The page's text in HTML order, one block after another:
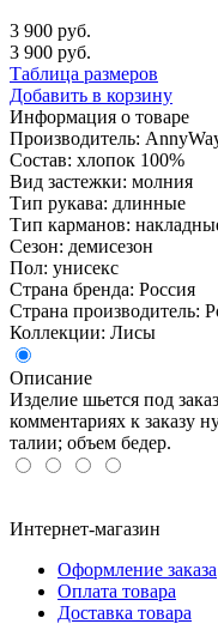
3 900 руб.
3 900 руб.
Таблица размеров
Добавить в корзину
Информация о товаре
Производитель:
Состав: хлопок 100%
Вид застежки: молния
Тип рукава: длинные
Тип карманов:
Сезон: демисезон
Пол: унисекс
Страна бренда: Россия
Страна производитель:
Коллекции: Лисы
Описание
Изделие шьется под
комментариях к заказу
талии; объем бедер.
Интернет-магазин
Оформление заказа
Оплата товара
Доставка товара